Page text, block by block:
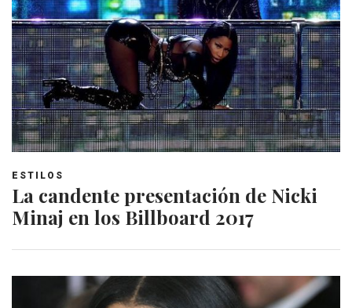
ESTILOS
La candente presentación de Nicki
Minaj en los Billboard 2017